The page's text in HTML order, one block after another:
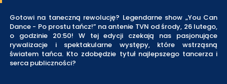
Gotowi na taneczną rewolucję? Legendarne show „You Can
Dance - Po prostu tańcz!” na antenie TVN od środy, 26 lutego,
o godzinie 20:50! W tej edycji czekają nas pasjonujące
rywalizacje i spektakularne występy, które wstrząsną
światem tańca. Kto zdobędzie tytuł najlepszego tancerza i
serca publiczności?